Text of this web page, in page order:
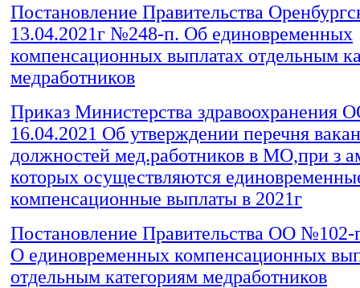
Постановление Правительства
13.04.2021г №248-п. Об единовременных
компенсационных выплатах отдельным
медработников
Приказ Министерства здравоохранения
16.04.2021 Об утверждении перечня
должностей мед.работников в МО,при з
которых осуществляются
компенсационные выплаты в 2021г
Постановление Правительства ОО №102-
О единовременных компенсационных
отдельным категориям медработников